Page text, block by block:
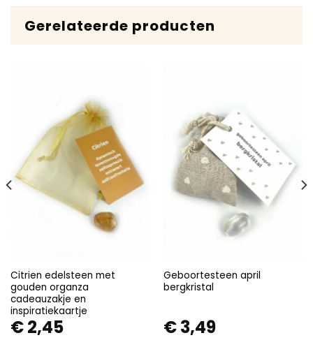
Gerelateerde producten
Citrien edelsteen met
gouden organza
cadeauzakje en
inspiratiekaartje
€2,45
Geboortesteen april
bergkristal
€3,49